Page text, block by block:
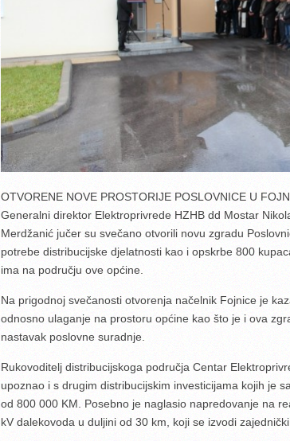
OTVORENE NOVE PROSTORIJE POSLOVNICE U
Generalni direktor Elektroprivrede HZHB dd Mostar
Merdžanić jučer su svečano otvorili novu zgradu
potrebe distribucijske djelatnosti kao i opskrbe 800
ima na području ove općine.
Na prigodnoj svečanosti otvorenja načelnik Fojnice je
odnosno ulaganje na prostoru općine kao što je i ova
nastavak poslovne suradnje.
Rukovoditelj distribucijskoga područja Centar
upoznao i s drugim distribucijskim investicijama kojih je
od 800 000 KM. Posebno je naglasio napredovanje na
kV dalekovoda u duljini od 30 km, koji se izvodi